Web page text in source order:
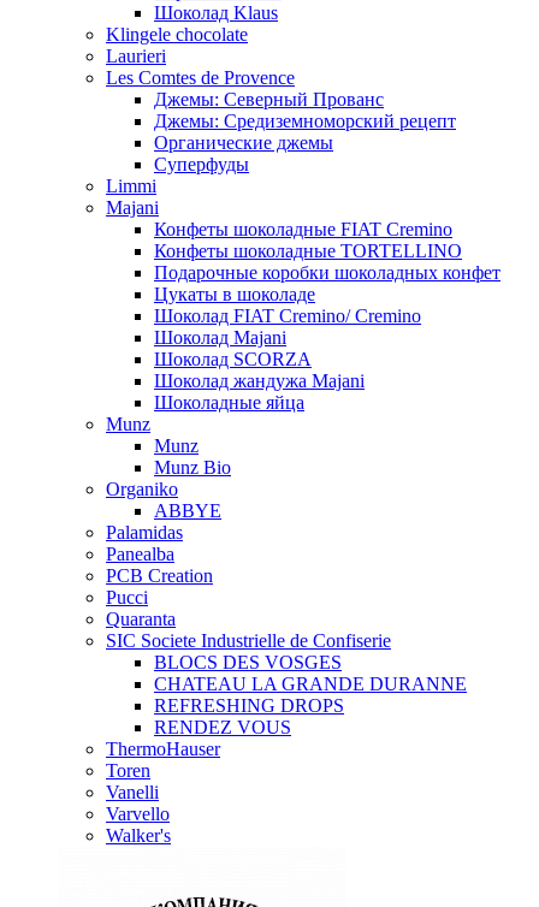
Шоколад Klaus
Klingele chocolate
Laurieri
Les Comtes de Provence
Джемы: Северный Прованс
Джемы: Средиземноморский рецепт
Органические джемы
Суперфуды
Limmi
Majani
Конфеты шоколадные FIAT Cremino
Конфеты шоколадные TORTELLINO
Подарочные коробки шоколадных конфет
Цукаты в шоколаде
Шоколад FIAT Cremino/ Cremino
Шоколад Majani
Шоколад SCORZA
Шоколад жандужа Majani
Шоколадные яйца
Munz
Munz
Munz Bio
Organiko
ABBYE
Palamidas
Panealba
PCB Creation
Pucci
Quaranta
SIC Societe Industrielle de Confiserie
BLOCS DES VOSGES
CHATEAU LA GRANDE DURANNE
REFRESHING DROPS
RENDEZ VOUS
ThermoHauser
Toren
Vanelli
Varvello
Walker's